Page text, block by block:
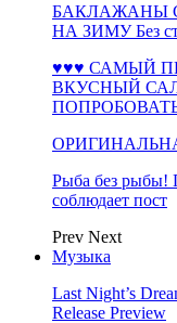
БАКЛАЖАНЫ
НА ЗИМУ Без
♥♥♥ САМЫЙ
ВКУСНЫЙ
Рыба без рыбы!
соблюдает пост
Prev Next
Музыка
Last Night’s
Release Preview